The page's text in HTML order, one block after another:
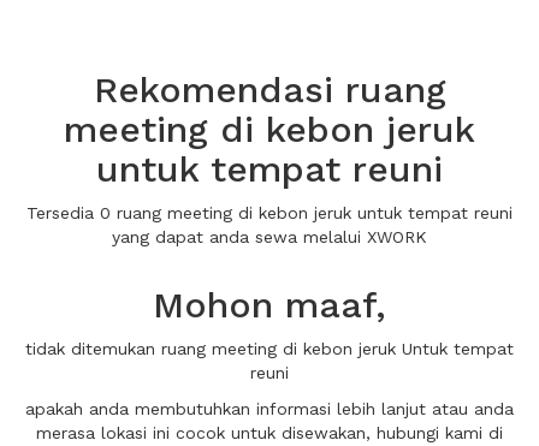
Rekomendasi ruang
meeting di kebon jeruk
untuk tempat reuni
Tersedia 0 ruang meeting di kebon jeruk untuk tempat reuni
yang dapat anda sewa melalui XWORK
Mohon maaf,
tidak ditemukan ruang meeting di kebon jeruk Untuk tempat
reuni
apakah anda membutuhkan informasi lebih lanjut atau anda
merasa lokasi ini cocok untuk disewakan, hubungi kami di